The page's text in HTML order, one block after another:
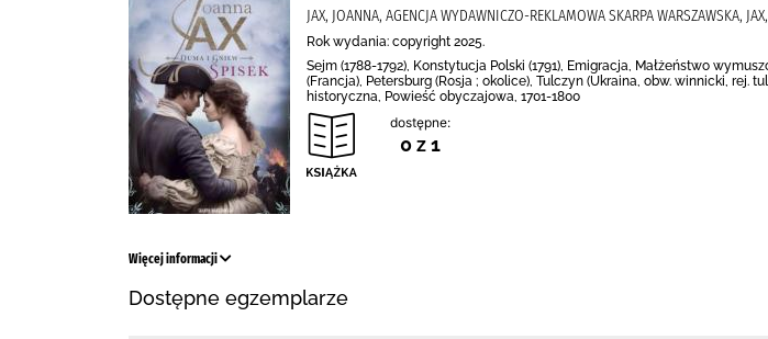
JAX, JOANNA, AGENCJA WYDAWNICZO-REKLAMOWA SKARPA WARSZAWSKA,
Rok wydania: copyright 2025.
Sejm (1788-1792), Konstytucja Polski (1791), Emigracja, Małżeństwo
(Francja), Petersburg (Rosja ; okolice), Tulczyn (Ukraina, obw. winnicki, rej.
historyczna, Powieść obyczajowa, 1701-1800
dostępne:
0 z 1
Więcej informacji
Dostępne egzemplarze